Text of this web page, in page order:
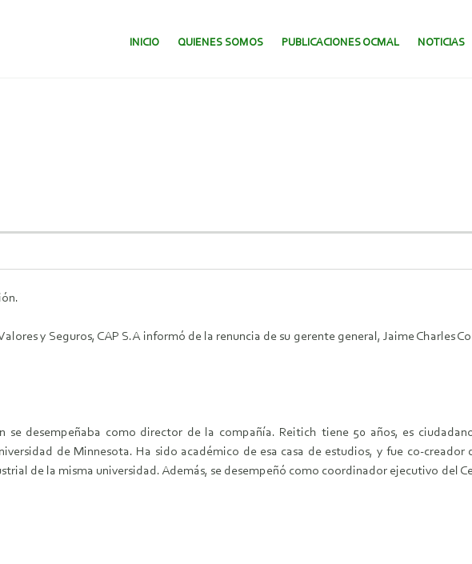
SALTAR AL CONTENIDO.
INICIO QUIENES SOMOS PUBLICACIONES OCMAL NOTICIAS
y Seguros, CAP S.A informó de la renuncia de su gerente general, Jaime Charles
desempeñaba como director de la compañía. Reitich tiene 50 años, es
de Minnesota. Ha sido académico de esa casa de estudios, y fue co-creador
de la misma universidad. Además, se desempeñó como coordinador ejecutivo del